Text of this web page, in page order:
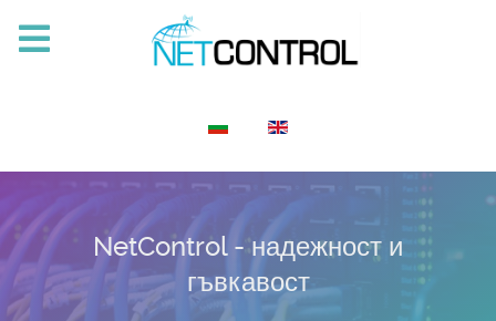
NetControl - надежност и
гъвкавост